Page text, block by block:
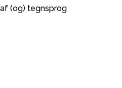
(og) tegnsprog